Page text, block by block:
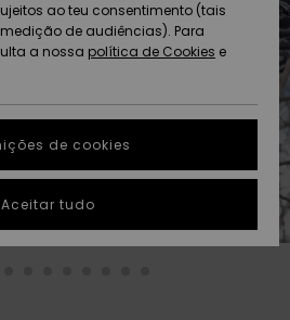
de
de
para
a
mais
ao teu consentimento (tais
de audiências). Para
a nossa política de Cookies e
de cookies
Aceitar tudo